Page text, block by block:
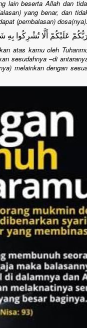
lain beserta Allah dan
yang benar, dan
(pembalasan) dosa(nya).
عَلَيْكُمْ أَلَّا تُشْرِكُوا بِهِ
atas kamu oleh
sesudahnya –di
melainkan dengan